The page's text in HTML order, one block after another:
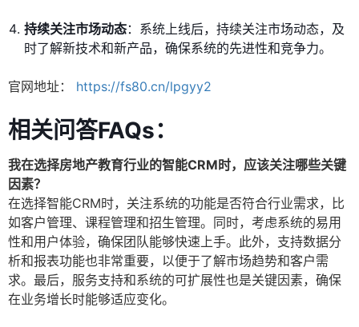
持续关注市场动态：系统上线后，持续关注市场动态，及
时了解新技术和新产品，确保系统的先进性和竞争力。
官网地址： https://fs80.cn/lpgyy2
相关问答FAQs：
我在选择房地产教育行业的智能CRM时，应该关注哪些关键
因素？
在选择智能CRM时，关注系统的功能是否符合行业需求，比
如客户管理、课程管理和招生管理。同时，考虑系统的易用
性和用户体验，确保团队能够快速上手。此外，支持数据分
析和报表功能也非常重要，以便于了解市场趋势和客户需
求。最后，服务支持和系统的可扩展性也是关键因素，确保
在业务增长时能够适应变化。